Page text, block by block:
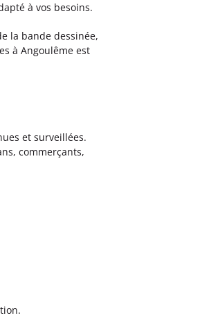
à vos besoins.
la bande dessinée,
à Angoulême est
et surveillées.
commerçants,